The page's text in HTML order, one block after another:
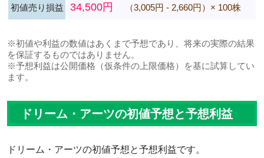
初値売り損益 34,500円 （3,005円 - 2,660円）× 100株
※初値や利益の数値はあくまで予想であり、将来の実際の結果
を保証するものではありません。
※予想利益は公開価格（仮条件の上限価格）を基に試算してい
ます。
ドリーム・アーツの初値予想と予想利益
ドリーム・アーツの初値予想と予想利益です。